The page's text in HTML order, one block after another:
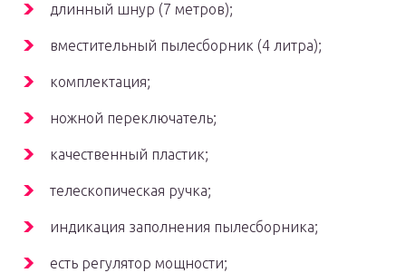
длинный шнур (7 метров);
вместительный пылесборник (4 литра);
комплектация;
ножной переключатель;
качественный пластик;
телескопическая ручка;
индикация заполнения пылесборника;
есть регулятор мощности;